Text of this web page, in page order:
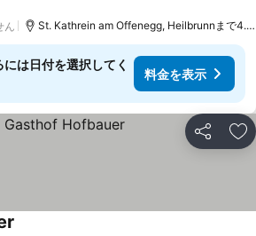
ん St. Kathrein am Offenegg, Heilbrunnまで4.8 km
は日付を選択してく
料金を表示
シェア お